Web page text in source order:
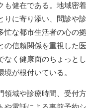
も健在である。地域密
りに寄り添い、問診や
忙な都市生活者の心の
の信頼関係を重視した
なく健康面のちょっと
が根付いている。
領域や診療時間、受付